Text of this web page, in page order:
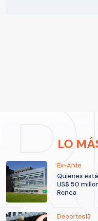
LO
Ex-Ante
Quiénes
US$ 50
Renca
Deportes13